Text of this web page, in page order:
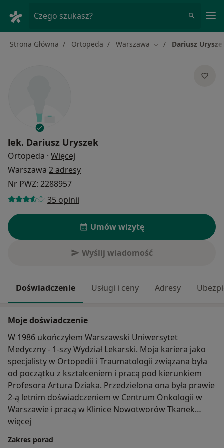
Czego szukasz?
Strona Główna Ortopeda Warszawa Zmień miasto
Dariusz
lek. Dariusz Uryszek
Ortopeda · Więcej
Warszawa 2 adresy
Nr PWZ: 2288957
35 opinii
Umów wizytę
Wyślij wiadomość
Doświadczenie Usługi i ceny Adresy
Moje doświadczenie
W 1986 ukończyłem Warszawski Uniwersytet
Medyczny - 1-szy Wydział Lekarski. Moja kariera jako
specjalisty w Ortopedii i Traumatologii związana była
od początku z kształceniem i pracą pod kierunkiem
Profesora Artura Dziaka. Przedzielona ona była prawie
2-ą letnim doświadczeniem w Centrum Onkologii w
Warszawie i pracą w Klinice Nowotworów Tkanek
Miękkich. Stopień Specjalisty w Ortopedii i
jako pierwszy w Klinice Ortopedii II Wydzialu
więcej
Zakres porad